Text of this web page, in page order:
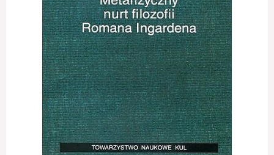
Konieczne
Te pliki cookie
nie są
opcjonalne. Są
one potrzebne